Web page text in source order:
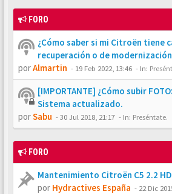
FORO
¿Cómo saber si mi Citroën tiene
recuperación o de
porAlmartin - 19 Feb 2022, 13:46 - In:
[IMPORTANTE] ¿Cómo subir
Sistema actualizado.
porSabu -30 Jul 2018, 21:17 - In: Preséntate.
FORO
Mantenimiento Citroën C5 2.2
por Hydractives España - 22 Dic